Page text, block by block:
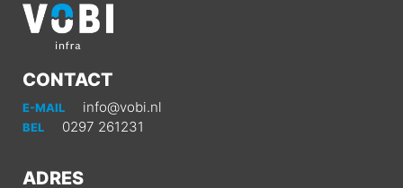
CONTACT
E-MAIL info@vobi.nl
BEL 0297 261231
ADRES